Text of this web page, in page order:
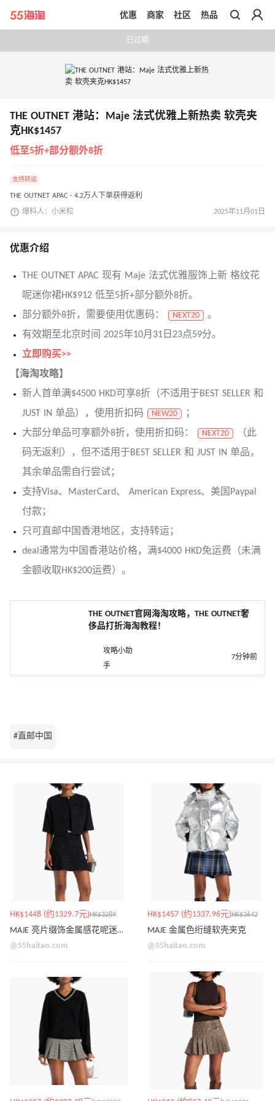
带你去官网买正品
优惠 商家 社区 热品
已过期
THE OUTNET 港站：Maje 法式优雅上新热卖 软壳夹
克HK$1457
低至5折+部分额外8折
支持转运
THE OUTNET APAC · 4.2万人下单获得返利
爆料人：小米粒 2025年11月01日
优惠介绍
THE OUTNET APAC 现有 Maje 法式优雅服饰上新 格纹花
呢迷你裙HK$912 低至5折+部分额外8折。
部分额外8折，需要使用优惠码：
NEXT20
。
有效期至北京时间 2025年10月31日23点59分。
立即购买>>
【海淘攻略】
新人首单满$4500 HKD可享8折（不适用于BEST SELLER 和
JUST IN 单品），使用折扣码
NEW20
；
大部分单品可享额外8折，使用折扣码：
NEXT20
（此
码无返利），但不适用于BEST SELLER 和 JUST IN 单品，
其余单品需自行尝试；
支持Visa、MasterCard、 American Express、美国Paypal
付款；
只可直邮中国香港地区，支持转运；
deal通常为中国香港站价格，满$4000 HKD免运费（未满
金额收取HK$200运费）。
THE OUTNET官网海淘攻略，THE OUTNET奢
侈品打折海淘教程！
攻略小助
手
7分钟前
#直邮中国
HK$1448 (约1329.7元)HK$3289
MAJE 亮片缀饰金属感花呢迷你连衣裙
@55haitao.com
HK$1457 (约1337.96元)HK$3642
MAJE 金属色绗缝软壳夹克
@55haitao.com